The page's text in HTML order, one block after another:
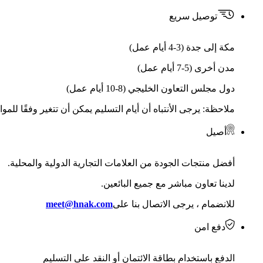
توصيل سريع
مكة إلى جدة (3-4 أيام عمل)
مدن أخرى (5-7 أيام عمل)
دول مجلس التعاون الخليجي (8-10 أيام عمل)
ملاحظة: يرجى الأنتباه أن أيام التسليم يمكن أن تتغير وفقًا
أصيل
أفضل منتجات الجودة من العلامات التجارية الدولية والمحلية.
لدينا تعاون مباشر مع جميع البائعين.
للانضمام ، يرجى الاتصال بنا علىmeet@hnak.com
دفع امن
الدفع باستخدام بطاقة الائتمان أو النقد على التسليم